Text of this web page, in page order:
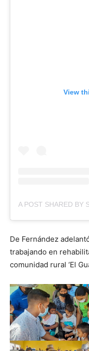
View
De Fernández
trabajando en
comunidad rural ‘El